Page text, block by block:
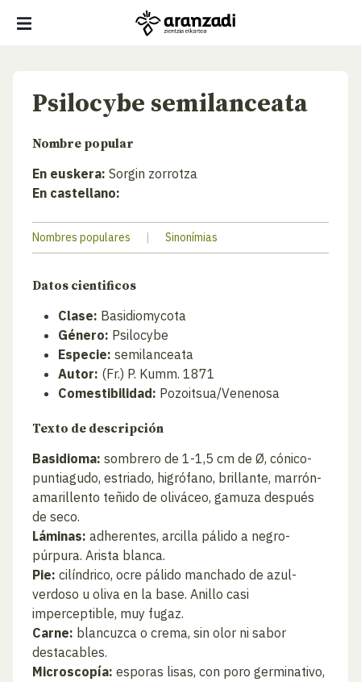
Psilocybe semilanceata
Nombre popular
En euskera: Sorgin zorrotza
En castellano:
Nombres populares | Sinonímias
Datos cientificos
Clase: Basidiomycota
Género: Psilocybe
Especie: semilanceata
Autor: (Fr.) P. Kumm. 1871
Comestibilidad: Pozoitsua/Venenosa
Texto de descripción
Basidioma: sombrero de 1-1,5 cm de Ø, cónico-
puntiagudo, estriado, higrófano, brillante, marrón-
amarillento teñido de oliváceo, gamuza después
de seco.
Láminas: adherentes, arcilla pálido a negro-
púrpura. Arista blanca.
Pie: cilíndrico, ocre pálido manchado de azul-
verdoso u oliva en la base. Anillo casi
imperceptible, muy fugaz.
Carne: blancuzca o crema, sin olor ni sabor
destacables.
Microscopía: esporas lisas, con poro germinativo,